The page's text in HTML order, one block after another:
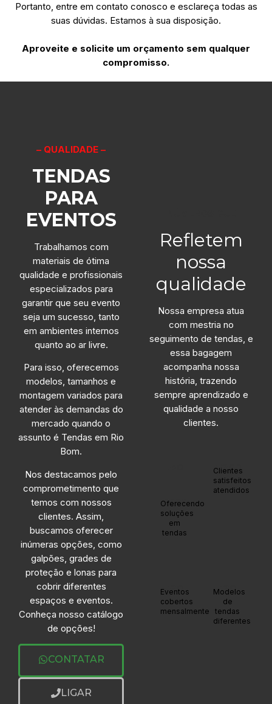
Portanto, entre em contato conosco e esclareça todas as
suas dúvidas. Estamos à sua disposição.
Aproveite e solicite um orçamento sem qualquer
compromisso.
– QUALIDADE –
TENDAS
PARA
EVENTOS
Trabalhamos com
materiais de ótima
qualidade e profissionais
especializados para
garantir que seu evento
seja um sucesso, tanto
em ambientes internos
quanto ao ar livre.
Para isso, oferecemos
modelos, tamanhos e
montagem variados para
atender às demandas do
mercado quando o
assunto é Tendas em Rio
Bom.
Nos destacamos pelo
comprometimento que
temos com nossos
clientes. Assim,
buscamos oferecer
inúmeras opções, como
galpões, grades de
proteção e lonas para
cobrir diferentes
espaços e eventos.
Conheça nosso catálogo
de opções!
CONTATAR
LIGAR
Refletem
nossa
qualidade
Nossa empresa atua
com mestria no
seguimento de tendas, e
essa bagagem
acompanha nossa
história, trazendo
sempre aprendizado e
qualidade a nosso
clientes.
anos
Oferecendo
soluções
em
tendas
+1200
Clientes
satisfeitos
atendidos
+20
Eventos
cobertos
mensalmente
+20
Modelos
de
tendas
diferentes